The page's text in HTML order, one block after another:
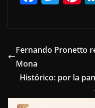
e
o
o
t
e
r
t
r
e
Fernando Pronetto
Mona
Histórico: por la